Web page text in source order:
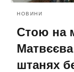
НОВИНИ
Стою на
штанях